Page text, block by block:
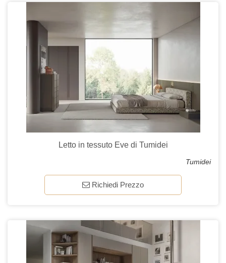
Letto in tessuto Eve di Tumidei
Tumidei
Richiedi Prezzo